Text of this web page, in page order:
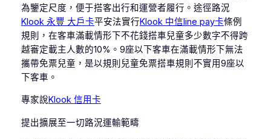
為鑒定尺度，便于搭客出行和運營者履行。途徑路況
Klook 永豐 大戶卡平安法實行Klook 中信line pay卡條例
規則，在客車滿載情形下不花錢搭車兒童多少數字不得跨
越審定載主人數的10%。9座以下客車在滿載情形下無法
攜帶免票兒童，是以規則兒童免票搭車規則不實用9座以
下客車。
專家說Klook 信用卡
提出擴展至一切路況運輸範疇